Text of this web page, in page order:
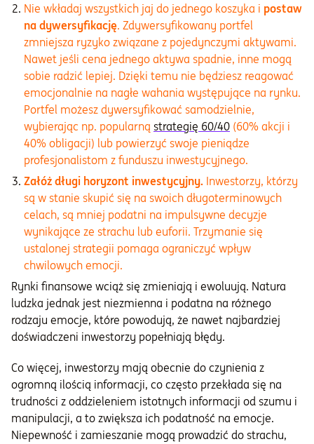
Nie wkładaj wszystkich jaj do jednego koszyka i postaw
na dywersyfikację. Zdywersyfikowany portfel
zmniejsza ryzyko związane z pojedynczymi aktywami.
Nawet jeśli cena jednego aktywa spadnie, inne mogą
sobie radzić lepiej. Dzięki temu nie będziesz reagować
emocjonalnie na nagłe wahania występujące na rynku.
Portfel możesz dywersyfikować samodzielnie,
wybierając np. popularną strategię 60/40 (60% akcji i
40% obligacji) lub powierzyć swoje pieniądze
profesjonalistom z funduszu inwestycyjnego.
Załóż długi horyzont inwestycyjny. Inwestorzy, którzy
są w stanie skupić się na swoich długoterminowych
celach, są mniej podatni na impulsywne decyzje
wynikające ze strachu lub euforii. Trzymanie się
ustalonej strategii pomaga ograniczyć wpływ
chwilowych emocji.
Rynki finansowe wciąż się zmieniają i ewoluują. Natura
ludzka jednak jest niezmienna i podatna na różnego
rodzaju emocje, które powodują, że nawet najbardziej
doświadczeni inwestorzy popełniają błędy.
Co więcej, inwestorzy mają obecnie do czynienia z
ogromną ilością informacji, co często przekłada się na
trudności z oddzieleniem istotnych informacji od szumu i
manipulacji, a to zwiększa ich podatność na emocje.
Niepewność i zamieszanie mogą prowadzić do strachu,